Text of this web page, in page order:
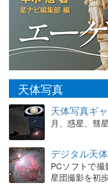
天体写真
天体写真ギ
月、惑星、彗
デジタル天
PCソフトで撮
星団撮影を初